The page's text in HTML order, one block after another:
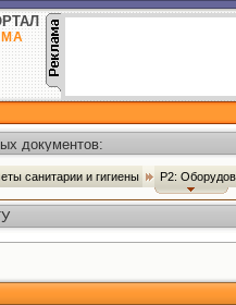
документов:
санитарии и гигиены Р2: